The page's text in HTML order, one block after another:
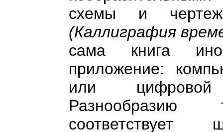
схемы и
(Каллиграфия
сама книга
приложение:
или цифровой
Разнообразию
соответствует